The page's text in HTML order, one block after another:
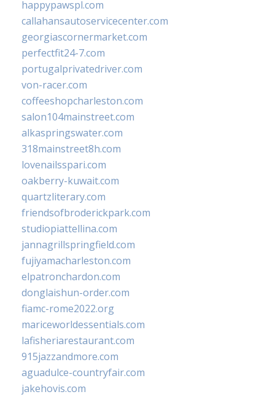
happypawspl.com
callahansautoservicecenter.com
georgiascornermarket.com
perfectfit24-7.com
portugalprivatedriver.com
von-racer.com
coffeeshopcharleston.com
salon104mainstreet.com
alkaspringswater.com
318mainstreet8h.com
lovenailsspari.com
oakberry-kuwait.com
quartzliterary.com
friendsofbroderickpark.com
studiopiattellina.com
jannagrillspringfield.com
fujiyamacharleston.com
elpatronchardon.com
donglaishun-order.com
fiamc-rome2022.org
mariceworldessentials.com
lafisheriarestaurant.com
915jazzandmore.com
aguadulce-countryfair.com
jakehovis.com